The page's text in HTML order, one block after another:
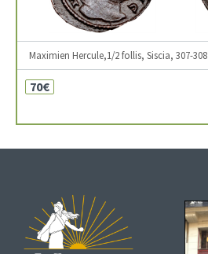
Maximien Hercule,1/2 follis, Siscia, 307-308
70€